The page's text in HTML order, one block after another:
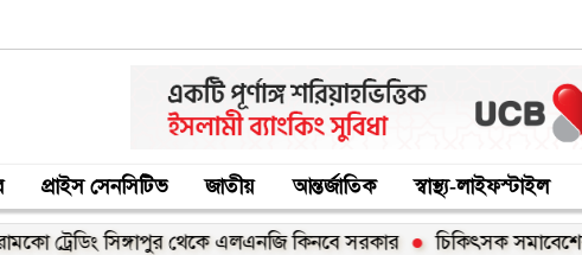
প্রাইস সেনসিটিভ জাতীয় আন্তর্জাতিক স্বাস্থ্য-লাইফস্টাইল
সিঙ্গাপুর থেকে এলএনজি কিনবে সরকার চিকিৎসক সমাবেশের উদ্বোধন